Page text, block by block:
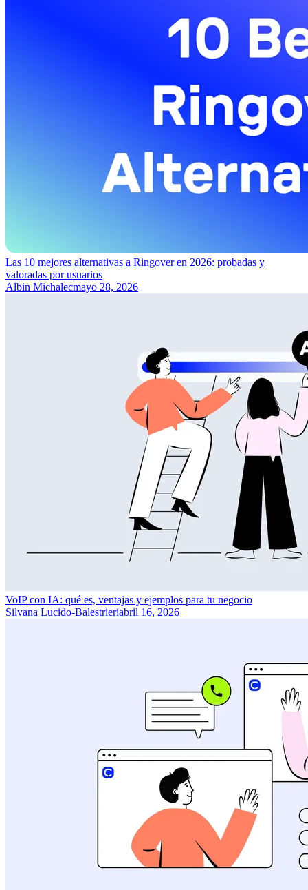
Las 10 mejores alternativas a Ringover en 2026: probadas y
valoradas por usuarios
Albin Michalecmayo 28, 2026
VoIP con IA: qué es, ventajas y ejemplos para tu negocio
Silvana Lucido-Balestrieriabril 16, 2026